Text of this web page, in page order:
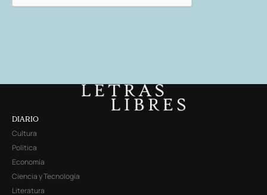
DIARIO
Cultura
Política
Economía
Ciencia y Tecnología
Literatura